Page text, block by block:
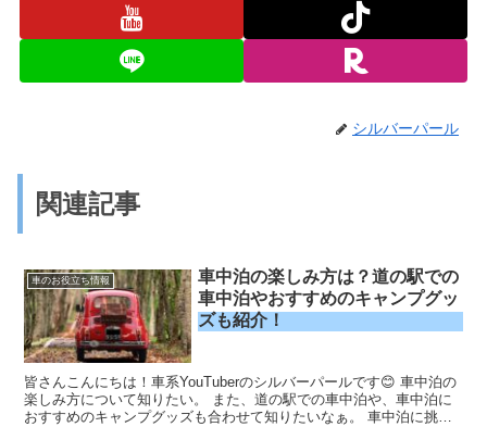
シルバーパール
関連記事
車のお役立ち情報
車中泊の楽しみ方は？道の駅での
車中泊やおすすめのキャンプグッ
ズも紹介！
皆さんこんにちは！車系YouTuberのシルバーパールです😊 車中泊の
楽しみ方について知りたい。 また、道の駅での車中泊や、車中泊に
おすすめのキャンプグッズも合わせて知りたいなぁ。 車中泊に挑戦